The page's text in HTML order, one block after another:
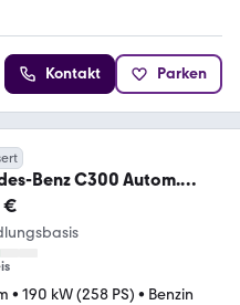
Kontakt Parken
Benz C300 Autom.
Line Interieur &
€
• 190 kW (258 PS) • Benzin